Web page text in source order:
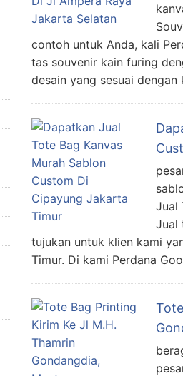
contoh untuk Anda, kali
tas souvenir kain furing
desain yang sesuai
Jual
Jual
tujukan untuk klien kami
Timur. Di kami Perdana